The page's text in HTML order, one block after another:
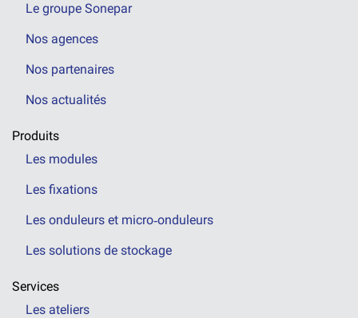
Le groupe Sonepar
Nos agences
Nos partenaires
Nos actualités
Produits
Les modules
Les fixations
Les onduleurs et micro‑onduleurs
Les solutions de stockage
Services
Les ateliers